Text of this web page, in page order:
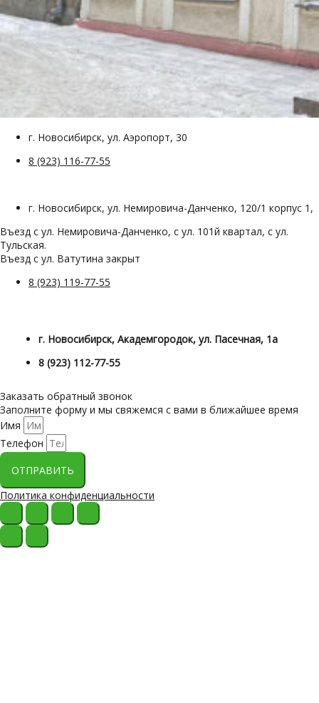
г. Новосибирск, ул. Аэропорт, 30
8 (923) 116-77-55
г. Новосибирск, ул. Немировича-Данченко, 120/1 корпус 1,
Въезд с ул. Немировича-Данченко, с ул. 101й квартал, с ул.
Тульская.
Въезд с ул. Ватутина закрыт
8 (923) 119-77-55
г. Новосибирск, Академгородок, ул. Пасечная, 1а
8 (923) 112-77-55
Заказать обратный звонок
Заполните форму и мы свяжемся с вами в ближайшее время
Имя
Телефон
ОТПРАВИТЬ
Политика конфиденциальности